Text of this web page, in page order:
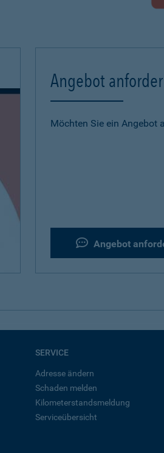
Angebot
Möchten Sie ein Angebot
Angebot
SERVICE
Adresse ändern
Schaden melden
Kilometerstandsmeldung
Serviceübersicht